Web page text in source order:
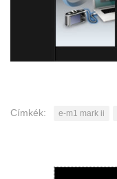
Címkék: e-m1 mark ii